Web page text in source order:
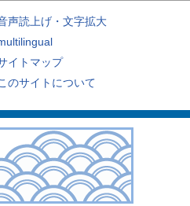
声読上げ・文字拡大
イトマップ
のサイトについて